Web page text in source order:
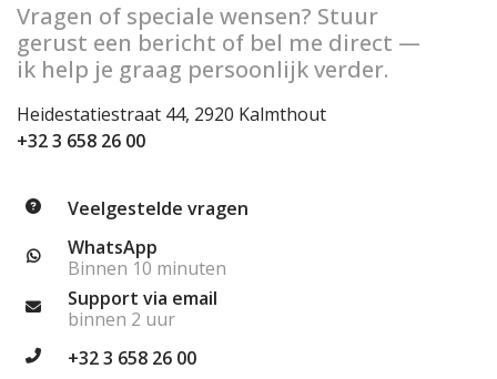
Vragen of speciale wensen? Stuur
gerust een bericht of bel me direct —
ik help je graag persoonlijk verder.
Heidestatiestraat 44, 2920 Kalmthout
+32 3 658 26 00
Veelgestelde vragen
WhatsApp
Binnen 10 minuten
Support via email
binnen 2 uur
+32 3 658 26 00